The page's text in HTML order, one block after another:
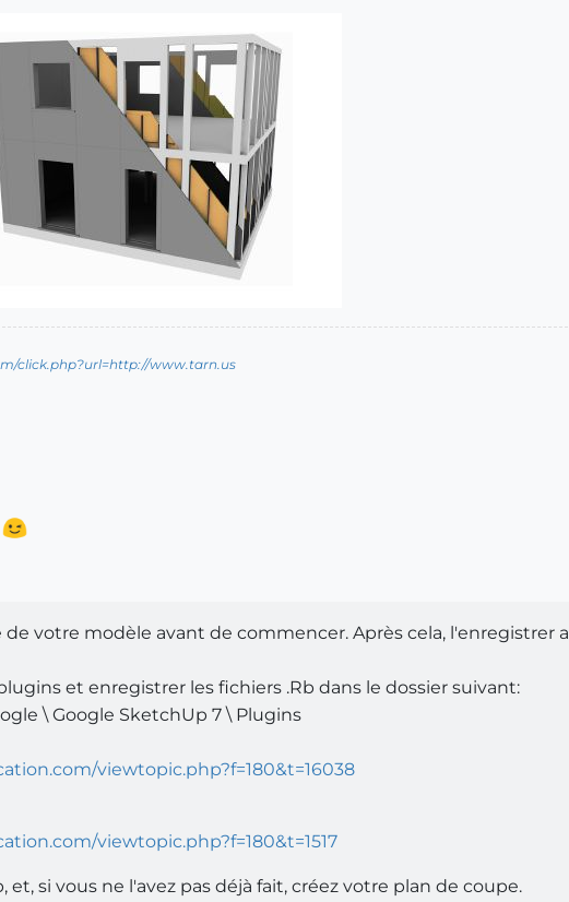
click.php?url=http://www.tarn.us
de votre modèle avant de commencer. Après cela, l'enregistrer
et enregistrer les fichiers .Rb dans le dossier suivant:
\ Google SketchUp 7 \ Plugins
viewtopic.php?f=180&t=16038
viewtopic.php?f=180&t=1517
et, si vous ne l'avez pas déjà fait, créez votre plan de coupe.